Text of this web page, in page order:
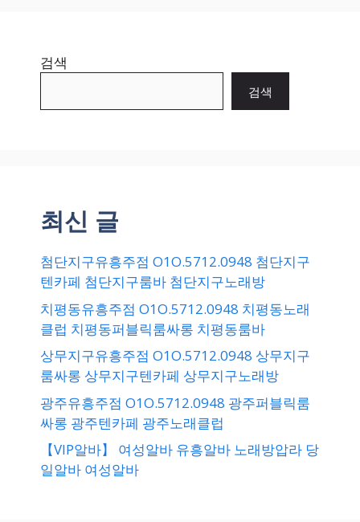
검색
검색
최신 글
첨단지구유흥주점 O1O.5712.0948 첨단지구
텐카페 첨단지구룸바 첨단지구노래방
치평동유흥주점 O1O.5712.0948 치평동노래
클럽 치평동퍼블릭룸싸롱 치평동룸바
상무지구유흥주점 O1O.5712.0948 상무지구
룸싸롱 상무지구텐카페 상무지구노래방
광주유흥주점 O1O.5712.0948 광주퍼블릭룸
싸롱 광주텐카페 광주노래클럽
【VIP알바】 여성알바 유흥알바 노래방압라 당
일알바 여성알바